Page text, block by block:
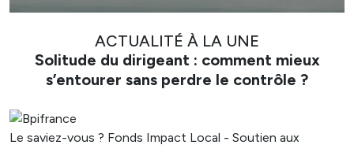
ACTUALITÉ À LA UNE
Solitude du dirigeant : comment mieux
s’entourer sans perdre le contrôle ?
Le saviez-vous ? Fonds Impact Local - Soutien aux